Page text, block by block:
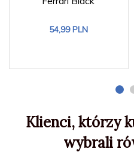
54,99 PLN
Klienci, którzy
wybrali